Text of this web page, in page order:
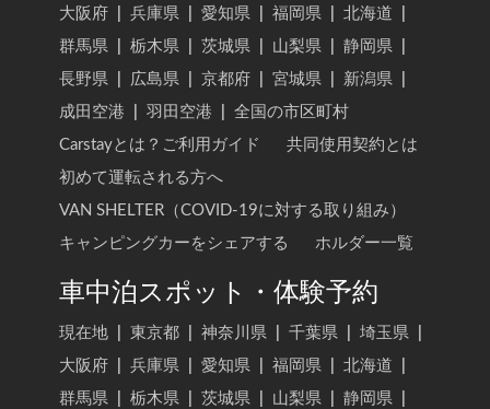
大阪府
兵庫県 愛知県 福岡県 北海道
群馬県
栃木県 茨城県 山梨県 静岡県
長野県
広島県 京都府 宮城県 新潟県
成田空港
羽田空港
全国の市区町村
Carstayとは？ご利用ガイド
共同使用契約とは
初めて運転される方へ
VAN SHELTER（COVID-19に対する取り組み）
キャンピングカーをシェアする
ホルダー一覧
車中泊スポット・体験予約
現在地 東京都 神奈川県 千葉県 埼玉県
大阪府
兵庫県 愛知県 福岡県 北海道
群馬県
栃木県 茨城県 山梨県 静岡県